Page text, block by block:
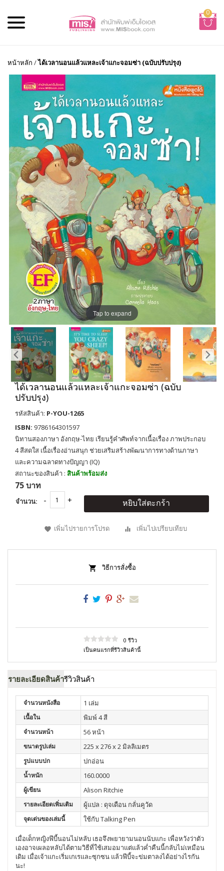
0
หน้าหลัก /ได้เวลานอนแล้วแหละเจ้าแกะจอมซ่า (ฉบับปรับปรุง)
Tap to expand
ได้เวลานอนแล้วแหละเจ้าแกะจอมซ่า (ฉบับ
ปรับปรุง)
รหัสสินค้า: P-YOU-1265
ISBN: 9786164301597
นิทานสองภาษา อังกฤษ-ไทย เรียนรู้คำศัพท์จากเนื้อเรื่อง ภาพประกอบ
4 สีสดใส เนื้อเรื่องอ่านสนุก ช่วยเสริมสร้างพัฒนาการทางด้านภาษา
และความฉลาดทางปัญญา (IQ)
สถานะของสินค้า : สินค้าพร้อมส่ง
75 บาท
จำนวน: หยิบใส่ตะกร้า
เพิ่มไปรายการโปรด เพิ่มไปเปรียบเทียบ
วิธีการสั่งซื้อ
0 รีวิว
เป็นคนแรกที่รีวิวสินค้านี้
รายละเอียดสินค้ารีวิวสินค้า
จำนวนหนังสือ 1 เล่ม
เนื้อใน พิมพ์ 4 สี
จำนวนหน้า 56 หน้า
ขนาดรูปเล่ม 225 x 276 x 2 มิลลิเมตร
รูปแบบปก ปกอ่อน
น้ำหนัก 160.0000
ผู้เขียน Alison Ritchie
รายละเอียดเพิ่มเติม ผู้แปล : ดุจเดือน กลั่นคูวัด
จุดเด่นของเล่มนี้ ใช้กับ Talking Pen
เมื่อเด็กหญิงฟีบี้นอนไม่หลับ เธอจึงพยายามนอนนับแกะ เพื่อหวังว่าตัว
เองอาจเผลอหลับได้ตามวิธีที่ใช้เสมอมาแต่แล้วค่ำคืนนี้กลับไม่เหมือน
เดิม เมื่อเจ้าแกะเริ่มเกเรและซุกซน แล้วฟีบี้จะข่มตาลงได้อย่างไรกัน
นะ!